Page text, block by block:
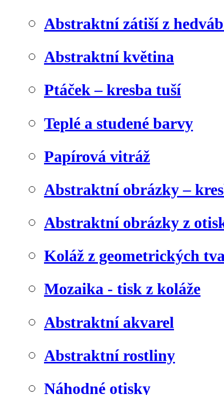
Abstraktní zátiší z
Abstraktní květina
Ptáček – kresba tuší
Teplé a studené barvy
Papírová vitráž
Abstraktní obrázky –
Abstraktní obrázky z
Koláž z geometrických
Mozaika - tisk z koláže
Abstraktní akvarel
Abstraktní rostliny
Náhodné otisky